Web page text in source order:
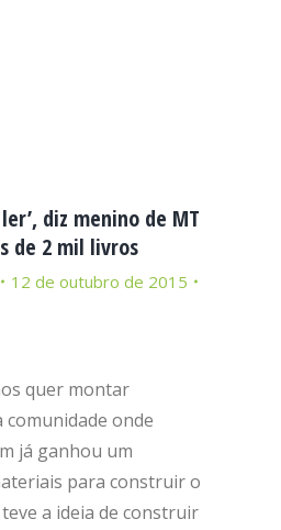
diz menino de MT
de 2 mil livros
12 de outubro de 2015
quer montar
onde
já ganhou um
para construir o
a ideia de construir